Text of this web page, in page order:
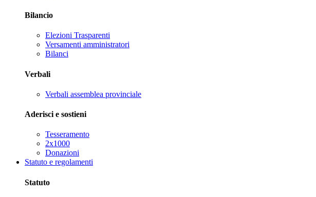
Bilancio
Elezioni Trasparenti
Versamenti amministratori
Bilanci
Verbali
Verbali assemblea provinciale
Aderisci e sostieni
Tesseramento
2x1000
Donazioni
Statuto e regolamenti
Statuto